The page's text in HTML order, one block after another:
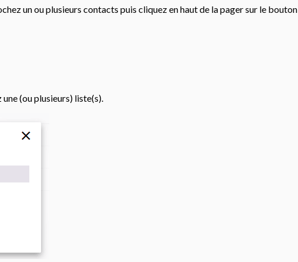
un ou plusieurs contacts puis cliquez en haut de la pager sur le bouton
(ou plusieurs) liste(s).